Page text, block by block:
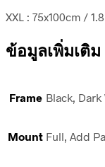
XXL : 75x100cm /
ข้อมูลเพิ่มเติม
Frame Black,
Mount Full, Add